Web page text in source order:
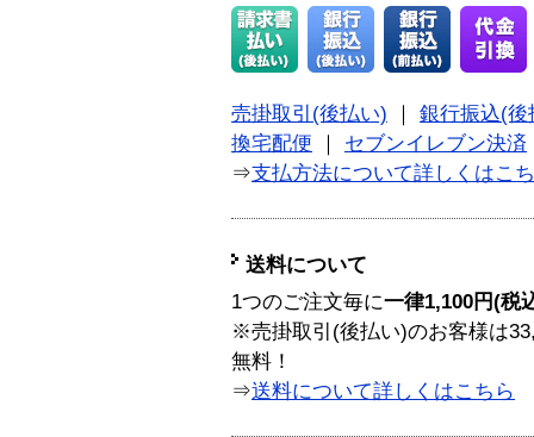
売掛取引(後払い)
銀行振込(後
換宅配便
セブンイレブン決済
⇒支払方法について詳しくはこ
送料について
1つのご注文毎に一律1,100円(税
※売掛取引(後払い)のお客様は
無料！
⇒送料について詳しくはこちら